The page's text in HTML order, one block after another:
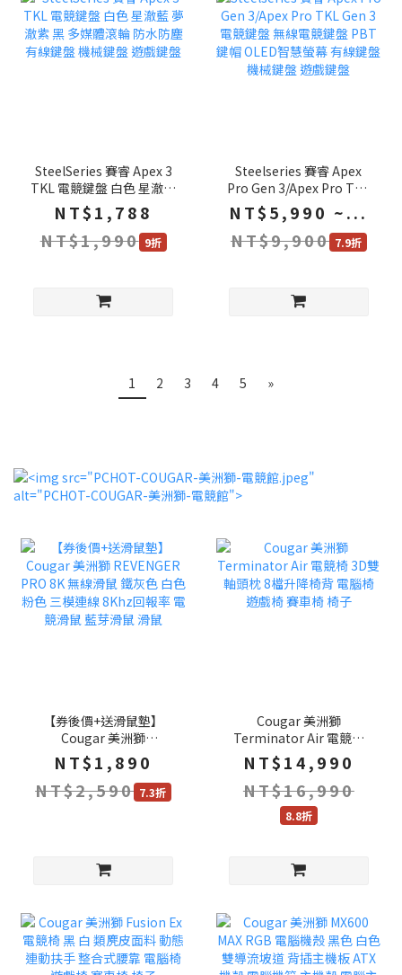
SteelSeries 賽睿 Apex 3
TKL 電競鍵盤 白色 星澈藍
夢澈紫 黑 多媒體滾輪 防水
防塵 有線鍵盤 機械鍵盤 遊
戲鍵盤
NT$1,788
NT$1,990 9折
Steelseries 賽睿 Apex
Pro Gen 3/Apex Pro TKL
Gen 3 電競鍵盤 無線電競
鍵盤 PBT鍵帽 OLED智慧
螢幕 有線鍵盤 機械鍵盤 遊
戲鍵盤
NT$5,990 ~...
NT$9,900 7.9折
1 2 3 4 5 »
【券後價+送滑鼠墊】
Cougar 美洲獅
REVENGER PRO 8K 無線
滑鼠 鐵灰色 白色 粉色 三
模連線 8Khz回報率 電競
滑鼠 藍芽滑鼠 滑鼠
NT$1,890
NT$2,590 7.3折
Cougar 美洲獅
Terminator Air 電競椅
3D雙軸頭枕 8檔升降椅背
電腦椅 遊戲椅 賽車椅 椅子
NT$14,990
NT$16,990
8.8折